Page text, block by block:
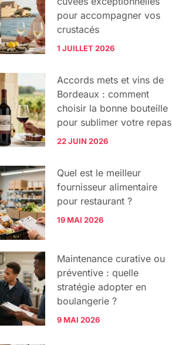
pour accompagner vos
crustacés
1 JUILLET 2026
Accords mets et vins de
Bordeaux : comment
choisir la bonne bouteille
pour sublimer votre repas
22 JUIN 2026
Quel est le meilleur
fournisseur alimentaire
pour restaurant ?
19 MAI 2026
Maintenance curative ou
préventive : quelle
stratégie adopter en
boulangerie ?
9 MAI 2026